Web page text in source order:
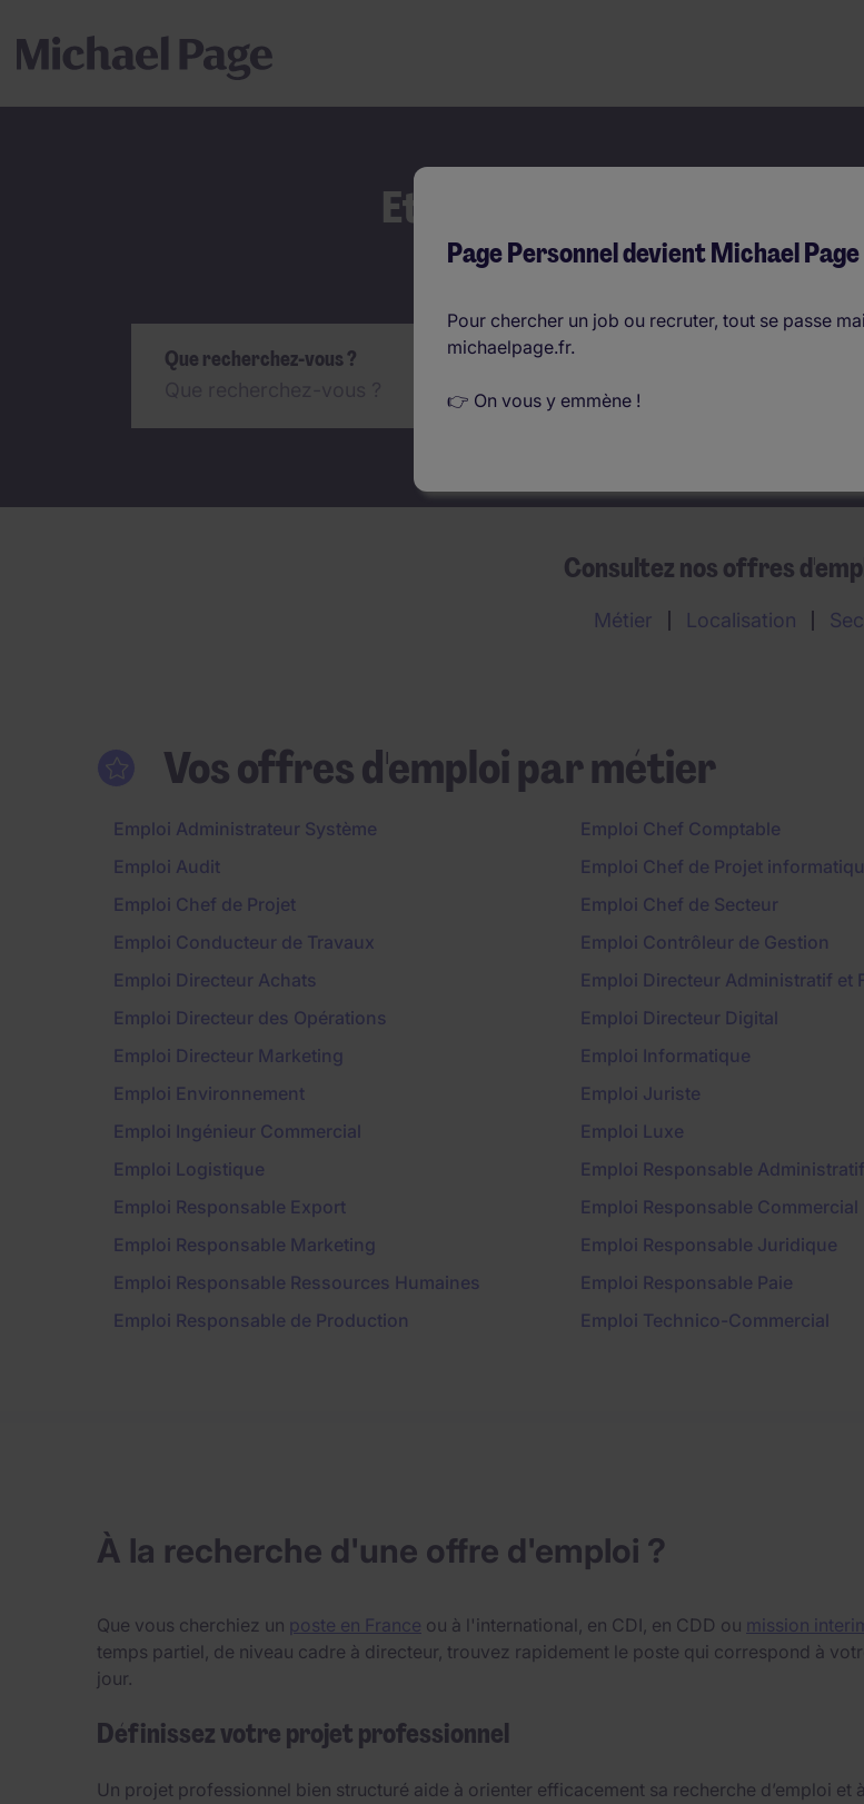
Et si votre prochain job
Que recherchez-vous ?
Consultez nos offres
Métier Localisation
Vos offres d'emploi par métier
Emploi Administrateur Système
Emploi Audit
Emploi Chef de Projet
Emploi Conducteur de Travaux
Emploi Directeur Achats
Emploi Directeur des Opérations
Emploi Directeur Marketing
Emploi Environnement
Emploi Ingénieur Commercial
Emploi Logistique
Emploi Responsable Export
Emploi Responsable Marketing
Emploi Responsable Ressources Humaines
Emploi Responsable de Production
Emploi Chef Comptable
Emploi Chef de Projet
Emploi Chef de Secteur
Emploi Contrôleur de Gestion
Emploi Directeur Administratif et
Emploi Directeur Digital
Emploi Informatique
Emploi Juriste
Emploi Luxe
Emploi Responsable
Emploi Responsable Commercial
Emploi Responsable Juridique
Emploi Responsable Paie
Emploi Technico-Commercial
À la recherche d'une offre d'emploi ?
Que vous cherchiez un poste en France ou à l'international, en CDI, en CDD ou mission
temps partiel, de niveau cadre à directeur, trouvez rapidement le poste qui correspond à
jour.
Définissez votre projet professionnel
Un projet professionnel bien structuré aide à orienter efficacement sa recherche d’emploi et
Page Personnel devient Michael Page
Pour chercher un job ou recruter, tout se passe
michaelpage.fr.
👉 On vous y emmène !